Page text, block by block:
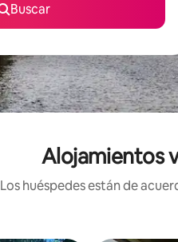
Buscar
Alojamientos
Los huéspedes están de